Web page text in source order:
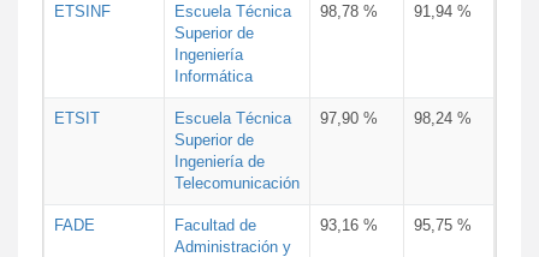
ETSINF
Escuela Técnica
Superior de
Ingeniería
Informática
98,78 % 91,94 %
ETSIT
Escuela Técnica
Superior de
Ingeniería de
Telecomunicación
97,90 % 98,24 %
FADE
Facultad de
Administración y
93,16 % 95,75 %